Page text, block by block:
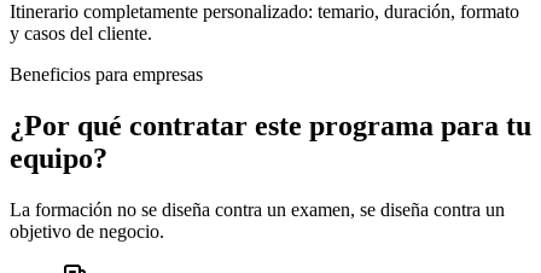
Itinerario completamente personalizado: temario, duración, formato
y casos del cliente.
Beneficios para empresas
¿Por qué contratar este programa para tu
equipo?
La formación no se diseña contra un examen, se diseña contra un
objetivo de negocio.